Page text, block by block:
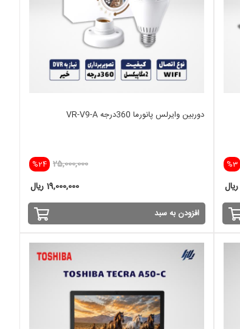
%3
دوربین وایرلس پانورما 360درجه VR-V9-A
%24 25,000,000
19,000,000 ریال
افزودن به سبد